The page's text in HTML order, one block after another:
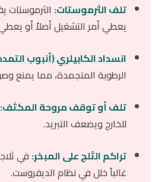
تلف الثرموستات: الثرموستات
يعطي أمر التشغيل أصلاً أو
انسداد الكابيلري (أنبوب
الرطوبة المتجمدة، مما يمنع
تلف أو توقف مروحة المكثف:
للخارج ويضعف التبريد.
تراكم الثلج على المبخر: في
غالباً خلل في نظام الديفروست.